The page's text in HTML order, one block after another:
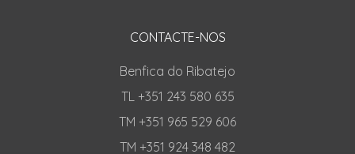
CONTACTE-NOS
Benfica do Ribatejo
TL +351 243 580 635
TM +351 965 529 606
TM +351 924 348 482